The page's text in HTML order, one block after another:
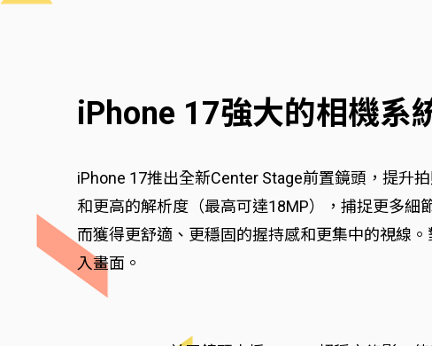
iPhone 17強大的相機系
iPhone 17推出全新Center Stage前置鏡頭，提升
和更高的解析度（最高可達18MP），捕捉更多
而獲得更舒適、更穩固的握持感和更集中的視線
入畫面。